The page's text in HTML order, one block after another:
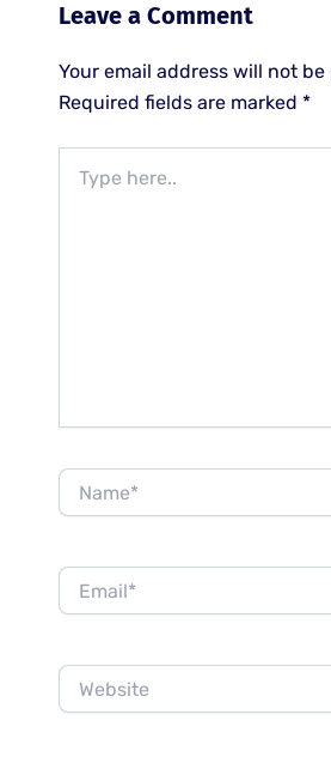
Leave a Comment
Your email address will not
Required fields are marked *
here..
Name*
Email*
Website